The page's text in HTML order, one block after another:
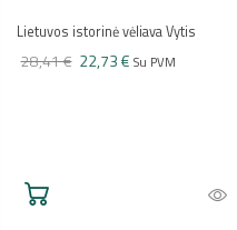
Lietuvos istorinė vėliava Vytis
28,41 € 22,73 € Su PVM